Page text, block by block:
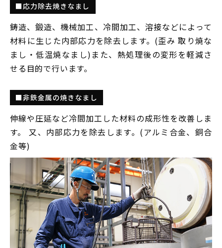
■応力除去焼きなまし
鋳造、鍛造、機械加工、冷間加工、溶接などによって
材料に生じた内部応力を除去します。(歪み 取り焼な
まし・低温焼なまし)また、熱処理後の変形を軽減さ
せる目的で行います。
■非鉄金属の焼きなまし
伸線や圧延など冷間加工した材料の成形性を改善しま
す。 又、内部応力を除去します。(アルミ合金、銅合
金等)